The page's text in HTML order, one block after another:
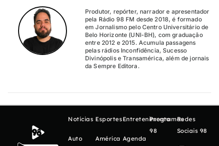
Produtor, repórter, narrador e apresentador
pela Rádio 98 FM desde 2018, é formado
em Jornalismo pelo Centro Universitário de
Belo Horizonte (UNI-BH), com graduação
entre 2012 e 2015. Acumula passagens
pelas rádios Inconfidência, Sucesso
Divinópolis e Transamérica, além de jornais
da Sempre Editora.
Notícias
Auto
Esportes
América
Entretenimento
Agenda
Programas
98
Redes
Sociais 98